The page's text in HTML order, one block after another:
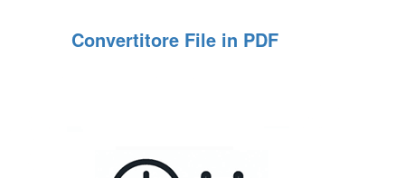
Convertitore File in PDF